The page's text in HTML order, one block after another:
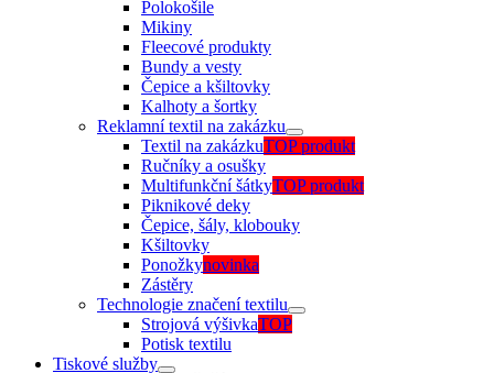
Polokošile
Mikiny
Fleecové produkty
Bundy a vesty
Čepice a kšiltovky
Kalhoty a šortky
Reklamní textil na zakázku
Textil na zakázkuTOP produkt
Ručníky a osušky
Multifunkční šátkyTOP produkt
Piknikové deky
Čepice, šály, klobouky
Kšiltovky
Ponožkynovinka
Zástěry
Technologie značení textilu
Strojová výšivkaTOP
Potisk textilu
Tiskové služby